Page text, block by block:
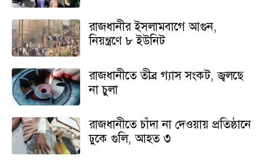
রাজধানীর ইসলামবাগে আগুন,
নিয়ন্ত্রণে ৮ ইউনিট
রাজধানীতে তীব্র গ্যাস সংকট, জ্বলছে
না চুলা
রাজধানীতে চাঁদা না দেওয়ায় প্রতিষ্ঠানে
ঢুকে গুলি, আহত ৩